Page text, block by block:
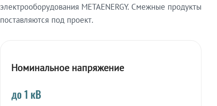
электрооборудования METAENERGY. Смежные продукты
поставляются под проект.
Номинальное напряжение
до 1 кВ